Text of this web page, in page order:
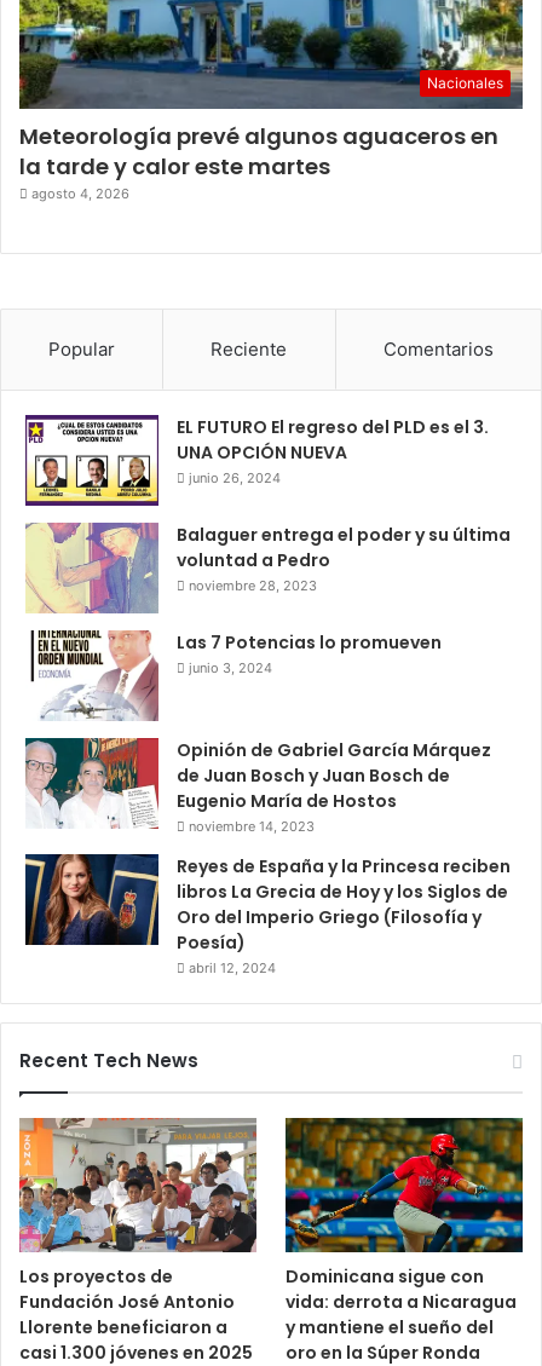
Nacionales
Meteorología prevé algunos aguaceros en
la tarde y calor este martes
agosto 4, 2026
Popular Reciente Comentarios
EL FUTURO El regreso del PLD es el 3.
UNA OPCIÓN NUEVA
junio 26, 2024
Balaguer entrega el poder y su última
voluntad a Pedro
noviembre 28, 2023
Las 7 Potencias lo promueven
junio 3, 2024
Opinión de Gabriel García Márquez
de Juan Bosch y Juan Bosch de
Eugenio María de Hostos
noviembre 14, 2023
Reyes de España y la Princesa reciben
libros La Grecia de Hoy y los Siglos de
Oro del Imperio Griego (Filosofía y
Poesía)
abril 12, 2024
Recent Tech News
Los proyectos de
Fundación José Antonio
Llorente beneficiaron a
casi 1.300 jóvenes en 2025
Dominicana sigue con
vida: derrota a Nicaragua
y mantiene el sueño del
oro en la Súper Ronda